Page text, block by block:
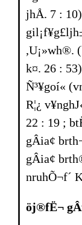
jhÅ. 7 :
,U¡»wh®.
k¤. 26 :
Ñ³¥goí«
R¦¿
22 : 19 ;
gÂia¢
gÂia¢
nruhÕ¬f´
öj®fË¬